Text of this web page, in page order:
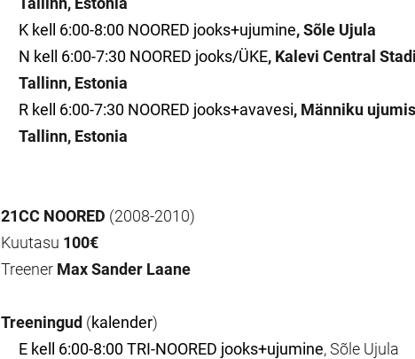
K kell 6:00-8:00 NOORED jooks+ujumine, Sõle Ujula
N kell 6:00-7:30 NOORED jooks/ÜKE, Kalevi Central
Tallinn, Estonia
R kell 6:00-7:30 NOORED jooks+avavesi, Männiku
Tallinn, Estonia
21CC NOORED (2008-2010)
Kuutasu 100€
Treener Max Sander Laane
Treeningud (kalender)
E kell 6:00-8:00 TRI-NOORED jooks+ujumine, Sõle Ujula